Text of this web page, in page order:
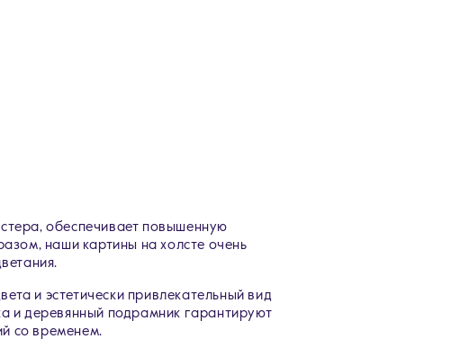
обеспечивает повышенную
наши картины на холсте очень
и эстетически привлекательный вид
и деревянный подрамник гарантируют
со временем.